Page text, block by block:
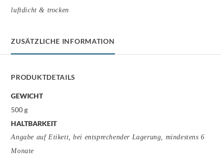
luftdicht & trocken
ZUSÄTZLICHE INFORMATION
PRODUKTDETAILS
GEWICHT
500 g
HALTBARKEIT
Angabe auf Etikett, bei entsprechender Lagerung, mindestens 6
Monate